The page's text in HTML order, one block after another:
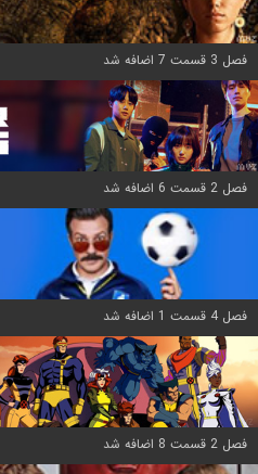
فصل 3 قسمت 7 اضافه شد
فصل 2 قسمت 6 اضافه شد
فصل 4 قسمت 1 اضافه شد
فصل 2 قسمت 8 اضافه شد